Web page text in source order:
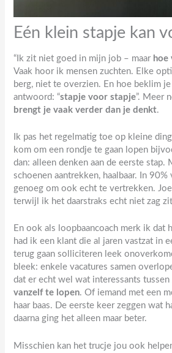
Eén klein stapje kan
“Ik zit niet goed in mijn job – maar hoe
Vaak hoor ik mensen zuchten. Elke
berg, niet te overzien. En hoe beklim je
antwoord: “stapje voor stapje”. Meer
brengt je vaak verder dan je denkt.
Ik pas het regelmatig toe op kleine
kom om een rondje te gaan lopen
dan: alleen denken aan de eerste stap.
schoenen aantrekken, haalbaar. In
genoeg om ook echt te vertrekken.
terwijl ik het daarstraks echt niet zag
En ook als loopbaancoach merk ik dat
had ik een klant die al jaren vastzat in
terug gaan solliciteren leek
bleek: enkele vacatures samen
dat er echt wel wat interessants tussen
vanzelf te lopen. Of iemand met een
haar baas. De eerste keer zeggen wat
daarna ging het alleen maar beter.
Misschien kan het trucje jou ook